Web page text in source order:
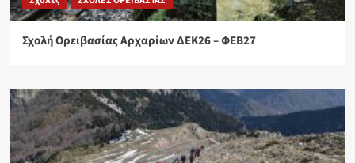
Σχολή Ορειβασίας Αρχαρίων ΔΕΚ26 – ΦΕΒ27